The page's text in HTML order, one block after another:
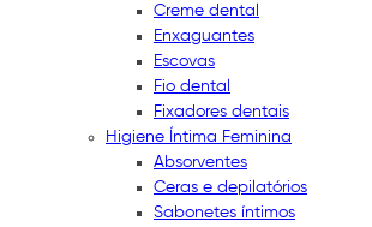
Creme dental
Enxaguantes
Escovas
Fio dental
Fixadores dentais
Higiene Íntima Feminina
Absorventes
Ceras e depilatórios
Sabonetes íntimos